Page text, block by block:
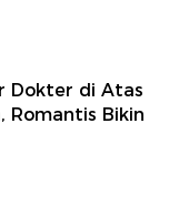
Dokter di Atas
Romantis Bikin